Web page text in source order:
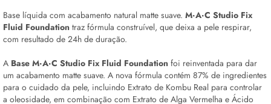
Base líquida com acabamento natural matte suave. M·A·C Studio Fix
Fluid Foundation traz fórmula construível, que deixa a pele respirar,
com resultado de 24h de duração.
A Base M·A·C Studio Fix Fluid Foundation foi reinventada para dar
um acabamento matte suave. A nova fórmula contém 87% de ingredientes
para o cuidado da pele, incluindo Extrato de Kombu Real para controlar
a oleosidade, em combinação com Extrato de Alga Vermelha e Ácido